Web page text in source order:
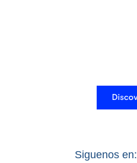
Siguenos en: